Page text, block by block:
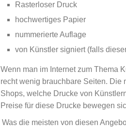
Rasterloser Druck
hochwertiges Papier
nummerierte Auflage
von Künstler signiert (falls
Wenn man im Internet zum Thema
recht wenig brauchbare Seiten.
Shops, welche Drucke von
Preise für diese Drucke bewegen
Was die meisten von diesen